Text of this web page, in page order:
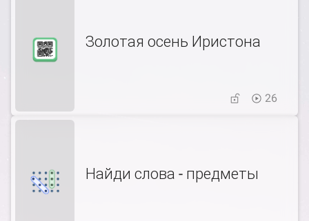
Золотая осень Иристона
26
Найди слова - предметы